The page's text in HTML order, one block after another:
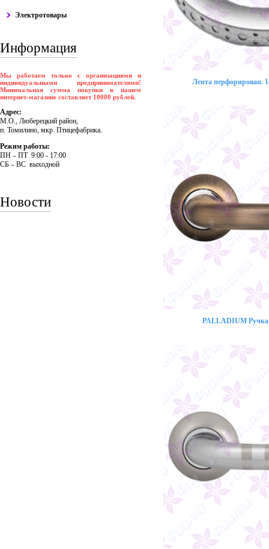
Электротовары
Информация
Мы работаем только с организациями и
индивидуальными предпринимателями!
Минимальная сумма покупки в нашем
интернет-магазине составляет 10000 рублей.
Адрес:
М.О., Люберецкий район,
п. Томилино, мкр. Птицефабрика.
Режим работы:
ПH – ПT 9:00 - 17:00
CБ – BC выходной
Новости
Лента перфорирован.
PALLADIUM Ручка